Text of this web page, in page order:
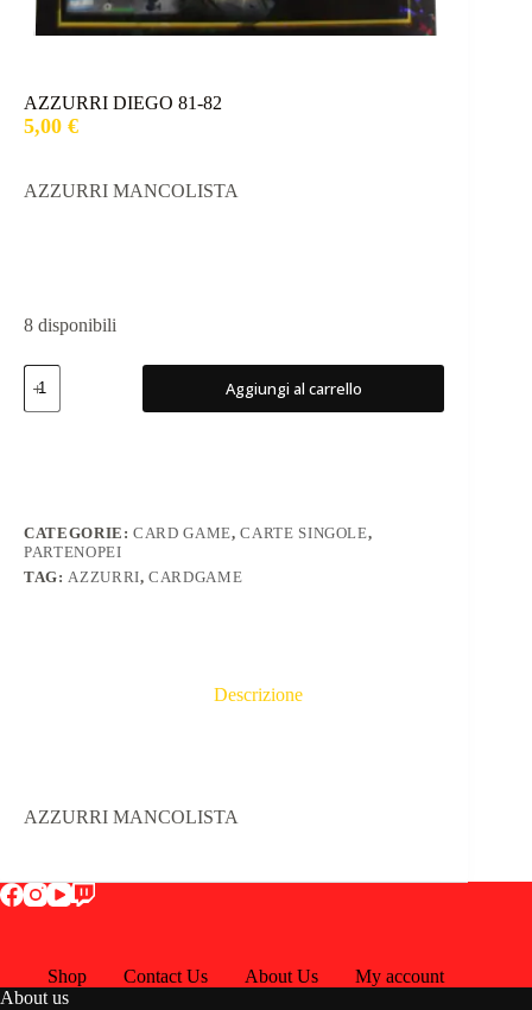
AZZURRI DIEGO 81-82
5,00 €
AZZURRI MANCOLISTA
8 disponibili
AZZURRI
DIEGO
81-
Aggiungi al carrello
CATEGORIE:CARD GAME,CARTE SINGOLE,
PARTENOPEI
TAG: AZZURRI,CARDGAME
Descrizione
AZZURRI MANCOLISTA
Shop Contact Us About Us
My account
About us